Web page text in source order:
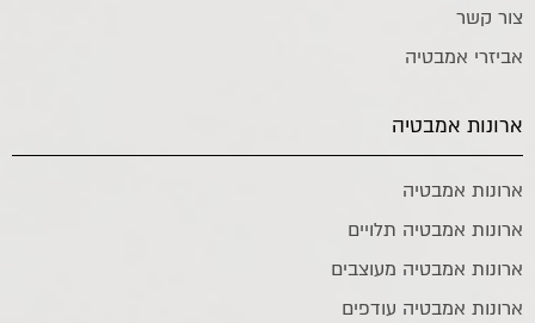
צור קשר
אביזרי אמבטיה
ארונות אמבטיה
ארונות אמבטיה
ארונות אמבטיה תלויים
ארונות אמבטיה מעוצבים
ארונות אמבטיה עודפים